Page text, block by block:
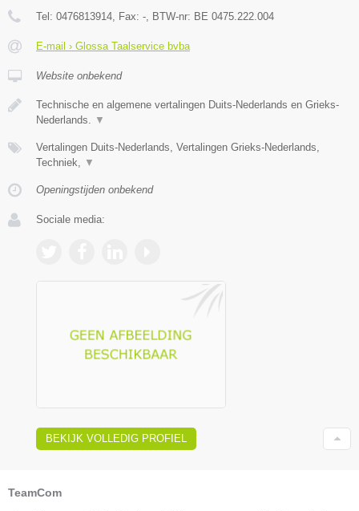
Tel: 0476813914 , Fax: - , BTW-nr: BE 0475.222.004
E-mail › Glossa Taalservice bvba
Website onbekend
Technische en algemene vertalingen Duits-Nederlands en Grieks-
Nederlands.
▼
Vertalingen Duits-Nederlands, Vertalingen Grieks-Nederlands,
Techniek,
▼
Openingstijden onbekend
Sociale media:
BEKIJK VOLLEDIG PROFIEL
TeamCom